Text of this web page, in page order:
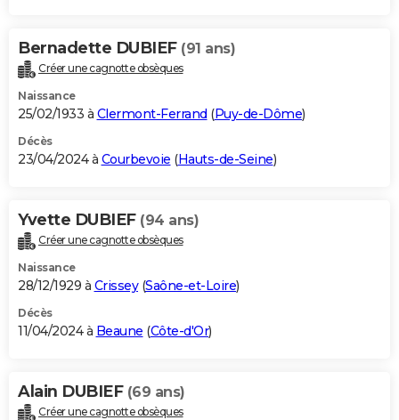
Bernadette DUBIEF (91 ans)
Créer une cagnotte obsèques
Naissance
25/02/1933 à Clermont-Ferrand (Puy-de-Dôme)
Décès
23/04/2024 à Courbevoie (Hauts-de-Seine)
Yvette DUBIEF (94 ans)
Créer une cagnotte obsèques
Naissance
28/12/1929 à Crissey(Saône-et-Loire)
Décès
11/04/2024 à Beaune (Côte-d'Or)
Alain DUBIEF (69 ans)
Créer une cagnotte obsèques